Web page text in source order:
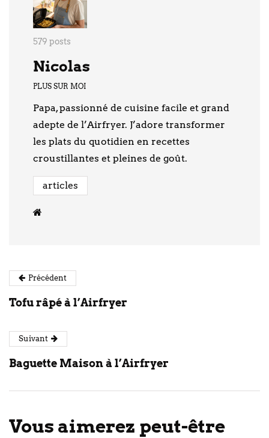
579 posts
Nicolas
PLUS SUR MOI
Papa, passionné de cuisine facile et grand
adepte de l’Airfryer. J’adore transformer
les plats du quotidien en recettes
croustillantes et pleines de goût.
articles
Précédent
Tofu râpé à l’Airfryer
Suivant
Baguette Maison à l’Airfryer
Vous aimerez peut-être